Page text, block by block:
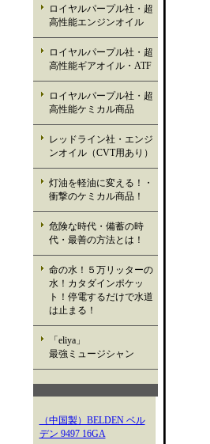
ロイヤルパープル社・超
高性能エンジンオイル
ロイヤルパープル社・超
高性能ギアオイル・ATF
ロイヤルパープル社・超
高性能ケミカル商品
レッドライン社・エンジ
ンオイル（CVT用あり）
灯油を軽油に変える！・
衝撃のケミカル商品！
危険な時代・備蓄の時
代・最善の方法とは！
命の水！５万リッターの
水！カタダインポケッ
ト！停電するだけで水道
は止まる！
「eliya」
最強ミュージシャン
（中国製）BELDEN ベル
デン 9497 16GA